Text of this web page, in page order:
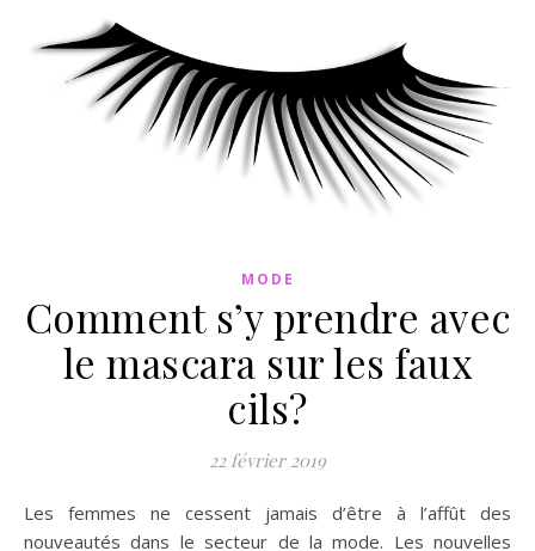
MODE
Comment s’y prendre avec
le mascara sur les faux
cils?
22 février 2019
Les femmes ne cessent jamais d’être à l’affût des
nouveautés dans le secteur de la mode. Les nouvelles